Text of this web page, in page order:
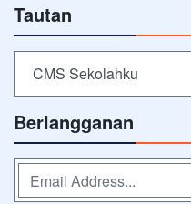
Tautan
CMS Sekolahku
Berlangganan